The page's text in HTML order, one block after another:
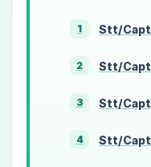
1 Stt/
2 Stt/
3 Stt/
4 Stt/